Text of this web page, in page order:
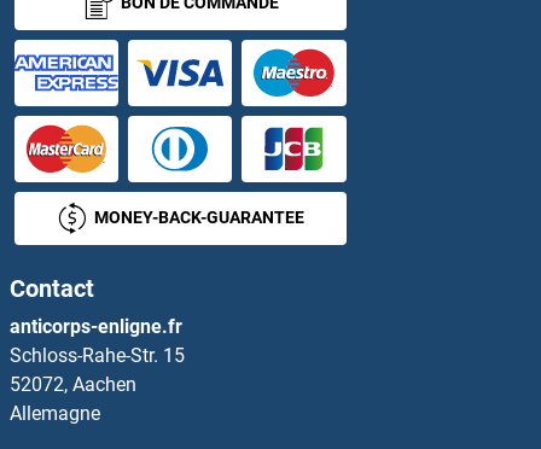
CRTC3 Anticorps
Crumbs Homolog 3 Anticorps
CRY1 Anticorps
CRY2 Anticorps
CRYAA Anticorps
CRYBA1 Anticorps
CRYbA2 Anticorps
CRYbA4 Anticorps
MONEY-BACK-GUARANTEE
Contact
anticorps-enligne.fr
Schloss-Rahe-Str. 15
52072, Aachen
Allemagne